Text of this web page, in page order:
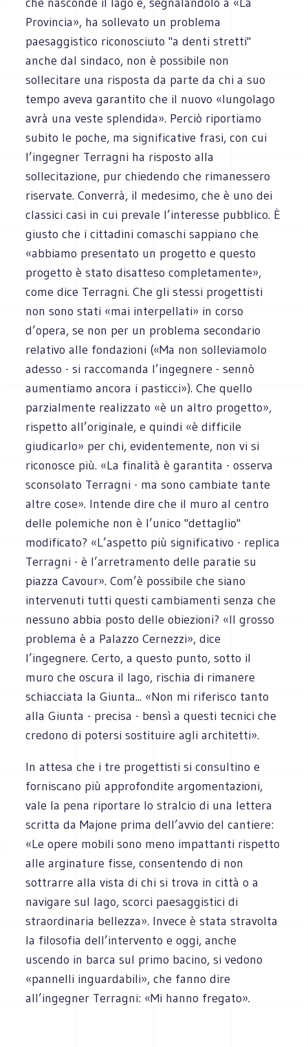
Provincia», ha sollevato un problema
paesaggistico riconosciuto "a denti stretti"
anche dal sindaco, non è possibile non
sollecitare una risposta da parte da chi a suo
tempo aveva garantito che il nuovo «lungolago
avrà una veste splendida». Perciò riportiamo
subito le poche, ma significative frasi, con cui
l’ingegner Terragni ha risposto alla
sollecitazione, pur chiedendo che rimanessero
riservate. Converrà, il medesimo, che è uno dei
classici casi in cui prevale l’interesse pubblico. È
giusto che i cittadini comaschi sappiano che
«abbiamo presentato un progetto e questo
progetto è stato disatteso completamente»,
come dice Terragni. Che gli stessi progettisti
non sono stati «mai interpellati» in corso
d’opera, se non per un problema secondario
relativo alle fondazioni («Ma non solleviamolo
adesso - si raccomanda l’ingegnere - sennò
aumentiamo ancora i pasticci»). Che quello
parzialmente realizzato «è un altro progetto»,
rispetto all’originale, e quindi «è difficile
giudicarlo» per chi, evidentemente, non vi si
riconosce più. «La finalità è garantita - osserva
sconsolato Terragni - ma sono cambiate tante
altre cose». Intende dire che il muro al centro
delle polemiche non è l’unico "dettaglio"
modificato? «L’aspetto più significativo - replica
Terragni - è l’arretramento delle paratie su
piazza Cavour». Com’è possibile che siano
intervenuti tutti questi cambiamenti senza che
nessuno abbia posto delle obiezioni? «Il grosso
problema è a Palazzo Cernezzi», dice
l’ingegnere. Certo, a questo punto, sotto il
muro che oscura il lago, rischia di rimanere
schiacciata la Giunta... «Non mi riferisco tanto
alla Giunta - precisa - bensì a questi tecnici che
credono di potersi sostituire agli architetti».
In attesa che i tre progettisti si consultino e
forniscano più approfondite argomentazioni,
vale la pena riportare lo stralcio di una lettera
scritta da Majone prima dell’avvio del cantiere:
«Le opere mobili sono meno impattanti rispetto
alle arginature fisse, consentendo di non
sottrarre alla vista di chi si trova in città o a
navigare sul lago, scorci paesaggistici di
straordinaria bellezza». Invece è stata stravolta
la filosofia dell’intervento e oggi, anche
uscendo in barca sul primo bacino, si vedono
«pannelli inguardabili», che fanno dire
all’ingegner Terragni: «Mi hanno fregato».